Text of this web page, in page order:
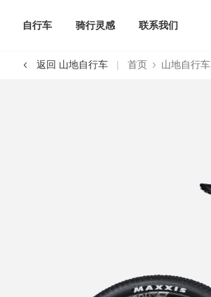
自行车 骑行灵感 联系我们
返回 山地自行车 首页 山地自行车